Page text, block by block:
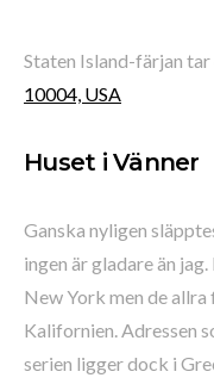
Staten Island-färjan tar
10004, USA
Huset i Vänner
Ganska nyligen
ingen är gladare än
New York men de allra
Kalifornien. Adressen
serien ligger dock i